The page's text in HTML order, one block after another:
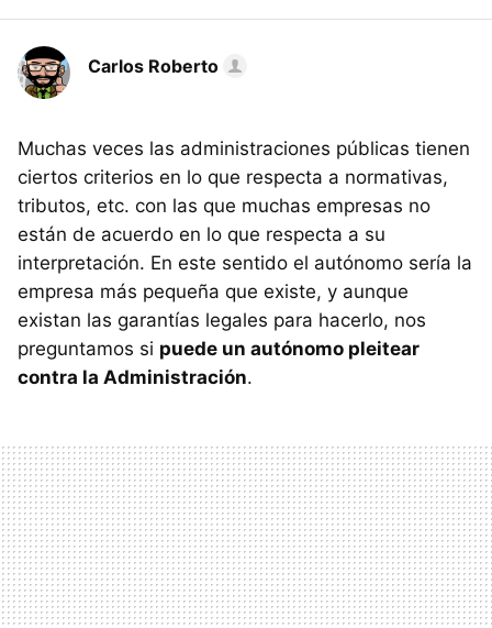
Carlos Roberto
Muchas veces las administraciones públicas tienen
ciertos criterios en lo que respecta a normativas,
tributos, etc. con las que muchas empresas no
están de acuerdo en lo que respecta a su
interpretación. En este sentido el autónomo sería la
empresa más pequeña que existe, y aunque
existan las garantías legales para hacerlo, nos
preguntamos si puede un autónomo pleitear
contra la Administración.